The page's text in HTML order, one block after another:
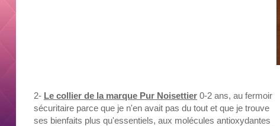
2- Le collier de la marque Pur Noisettier 0-2 ans, au fermoir
sécuritaire parce que je n'en avait pas du tout et que je trouve
ses bienfaits plus qu'essentiels, aux molécules antioxydantes